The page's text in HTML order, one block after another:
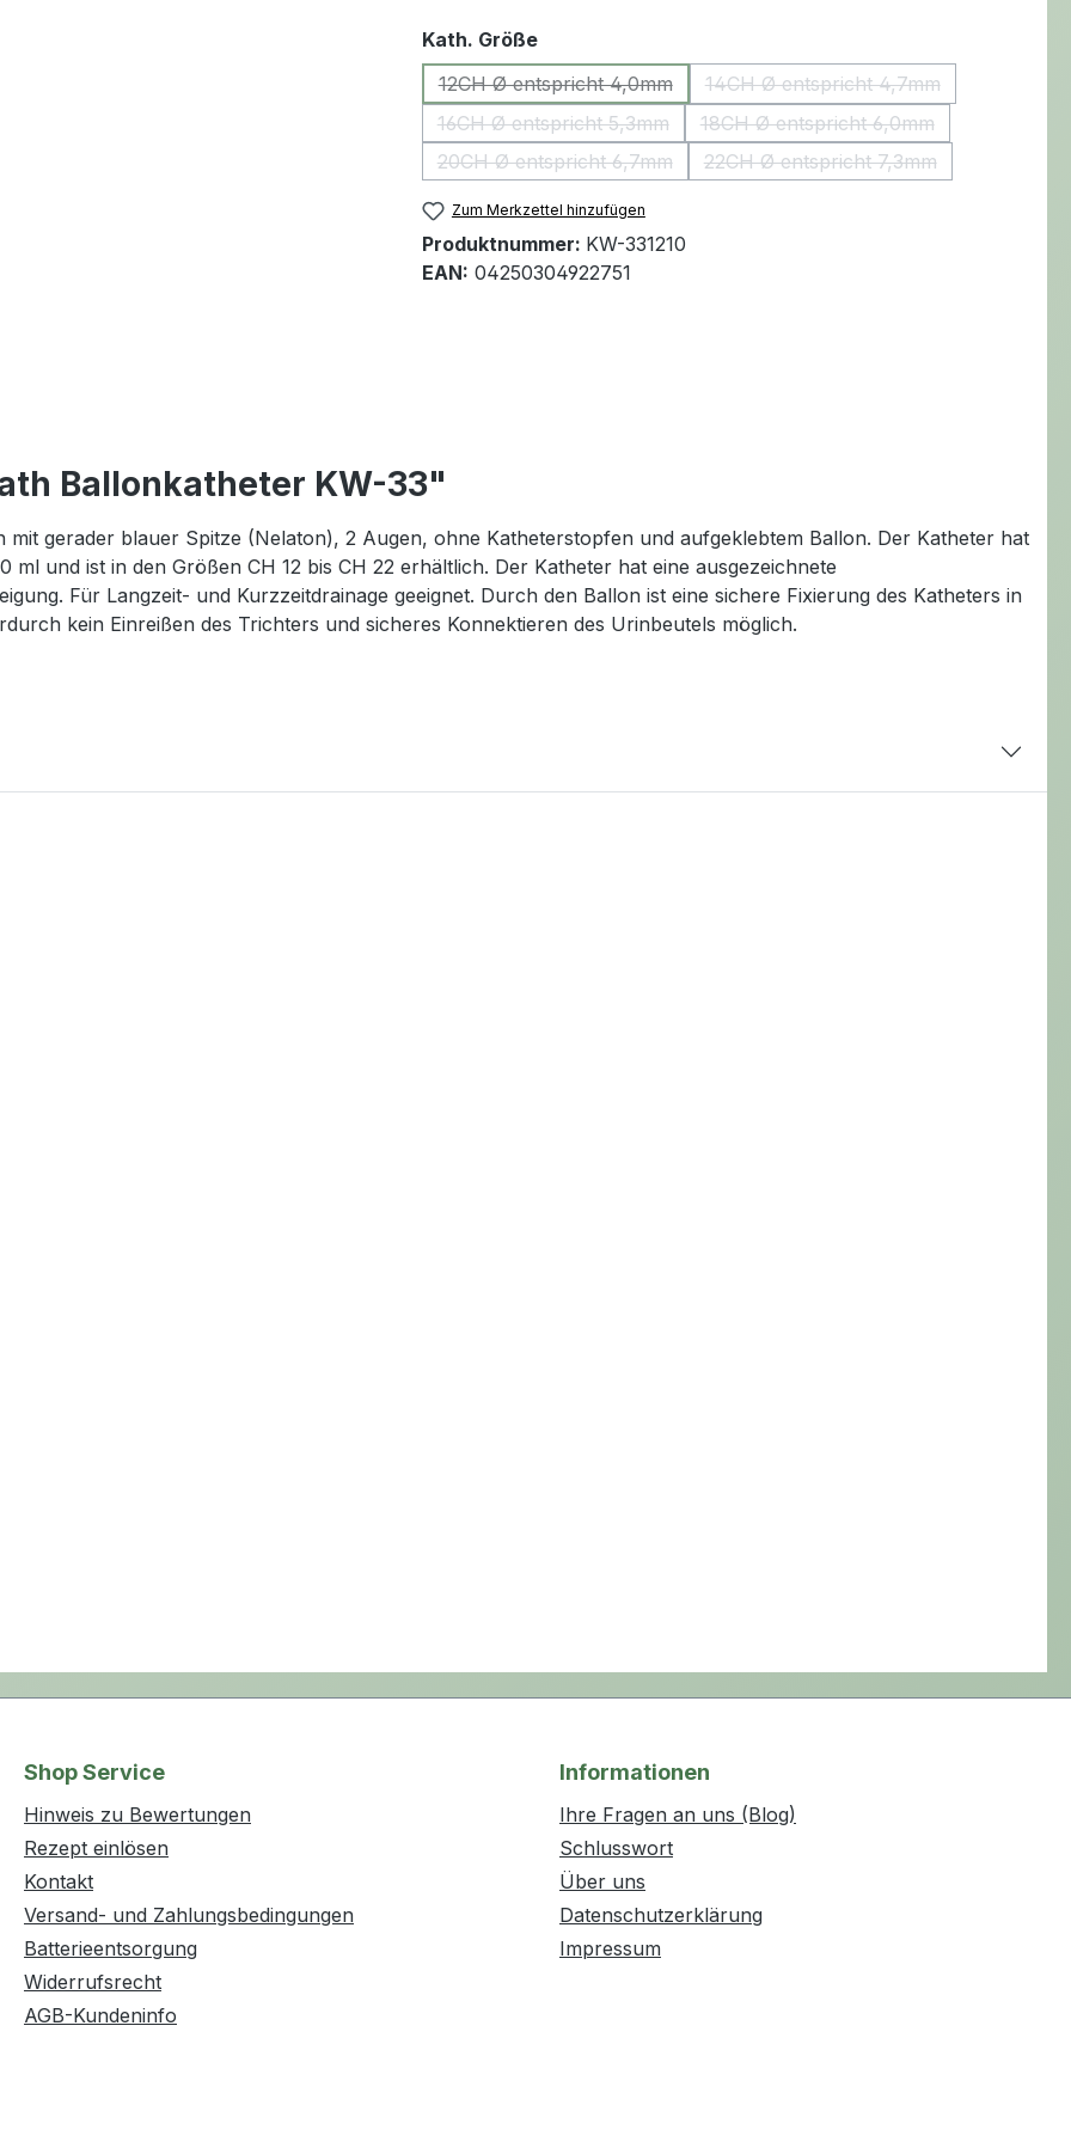
Kath. Größeauswählen
12CH Ø entspricht 4,0mm
(Diese Option ist zurzeit nicht verfügbar.)
14CH Ø entspricht 4,7mm
(Diese Option ist zurzeit nicht
16CH Ø entspricht 5,3mm
(Diese Option ist zurzeit nicht verfügbar.)
18CH Ø entspricht 6,0mm
(Diese Option ist zurzeit nicht
20CH Ø entspricht 6,7mm
(Diese Option ist zurzeit nicht verfügbar.)
22CH Ø entspricht 7,3mm
(Diese Option ist zurzeit nicht
Zum Merkzettel hinzufügen
Produktnummer: KW-331210
EAN: 04250304922751
Ballonkatheter KW-33"
gerader blauer Spitze (Nelaton), 2 Augen, ohne Katheterstopfen und aufgeklebtem Ballon. Der Katheter hat
und ist in den Größen CH 12 bis CH 22 erhältlich. Der Katheter hat eine ausgezeichnete
Für Langzeit- und Kurzzeitdrainage geeignet. Durch den Ballon ist eine sichere Fixierung des Katheters in
kein Einreißen des Trichters und sicheres Konnektieren des Urinbeutels möglich.
Shop Service
Hinweis zu Bewertungen
Rezept einlösen
Kontakt
Versand- und Zahlungsbedingungen
Batterieentsorgung
Widerrufsrecht
AGB-Kundeninfo
Informationen
Ihre Fragen an uns (Blog)
Schlusswort
Über uns
Datenschutzerklärung
Impressum